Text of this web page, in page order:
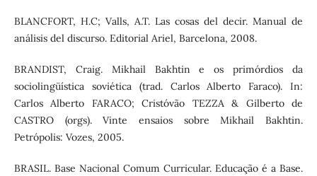
BLANCFORT, H.C; Valls, A.T. Las cosas del decir. Manual de
análisis del discurso. Editorial Ariel, Barcelona, 2008.
BRANDIST, Craig. Mikhail Bakhtin e os primórdios da
sociolingüística soviética (trad. Carlos Alberto Faraco). In:
Carlos Alberto FARACO; Cristóvão TEZZA & Gilberto de
CASTRO (orgs). Vinte ensaios sobre Mikhail Bakhtin.
Petrópolis: Vozes, 2005.
BRASIL. Base Nacional Comum Curricular. Educação é a Base.